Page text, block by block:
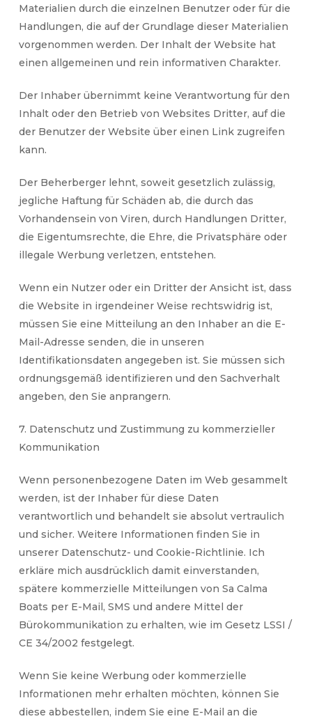
Materialien durch die einzelnen Benutzer oder für die
Handlungen, die auf der Grundlage dieser Materialien
vorgenommen werden. Der Inhalt der Website hat
einen allgemeinen und rein informativen Charakter.
Der Inhaber übernimmt keine Verantwortung für den
Inhalt oder den Betrieb von Websites Dritter, auf die
der Benutzer der Website über einen Link zugreifen
kann.
Der Beherberger lehnt, soweit gesetzlich zulässig,
jegliche Haftung für Schäden ab, die durch das
Vorhandensein von Viren, durch Handlungen Dritter,
die Eigentumsrechte, die Ehre, die Privatsphäre oder
illegale Werbung verletzen, entstehen.
Wenn ein Nutzer oder ein Dritter der Ansicht ist, dass
die Website in irgendeiner Weise rechtswidrig ist,
müssen Sie eine Mitteilung an den Inhaber an die E-
Mail-Adresse senden, die in unseren
Identifikationsdaten angegeben ist. Sie müssen sich
ordnungsgemäß identifizieren und den Sachverhalt
angeben, den Sie anprangern.
7. Datenschutz und Zustimmung zu kommerzieller
Kommunikation
Wenn personenbezogene Daten im Web gesammelt
werden, ist der Inhaber für diese Daten
verantwortlich und behandelt sie absolut vertraulich
und sicher. Weitere Informationen finden Sie in
unserer Datenschutz- und Cookie-Richtlinie. Ich
erkläre mich ausdrücklich damit einverstanden,
spätere kommerzielle Mitteilungen von Sa Calma
Boats per E-Mail, SMS und andere Mittel der
Bürokommunikation zu erhalten, wie im Gesetz LSSI /
CE 34/2002 festgelegt.
Wenn Sie keine Werbung oder kommerzielle
Informationen mehr erhalten möchten, können Sie
diese abbestellen, indem Sie eine E-Mail an die